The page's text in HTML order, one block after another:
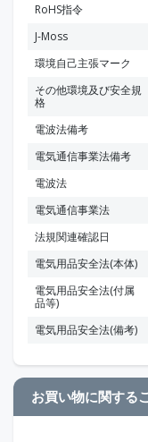
RoHS指令
J-Moss
環境自己主張マーク
その他環境及び安全規
格
電波法備考
電気通信事業法備考
電波法
電気通信事業法
法規関連確認日
電気用品安全法(本体)
電気用品安全法(付属
品等)
電気用品安全法(備考)
お買い物に関する